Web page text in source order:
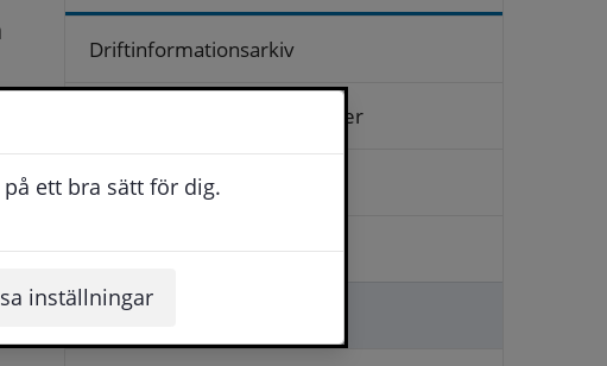
ett bra sätt för dig.
inställningar
Driftinformationsarkiv
Hantering av personuppgifter
Kontakta oss
Logga in
Lämna synpunkt